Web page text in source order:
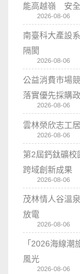
能高越嶺 安全
2026-08-06
南臺科大產設
隔閡
2026-08-06
公益消費市場
落實優先採購
2026-08-06
雲林榮欣志工
2026-08-06
第2屆鈣鈦礦
跨域創新成果
2026-08-06
茂林情人谷溫
放電
2026-08-06
「2026海線
風光
2026-08-06